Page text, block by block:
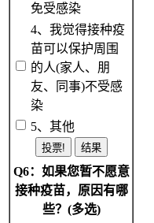
免受感染
4、我觉得接种疫
苗可以保护周围
的人(家人、朋
友、同事)不受感
染
5、其他
Q6：如果您暂不愿意
接种疫苗，原因有哪
些？(多选)